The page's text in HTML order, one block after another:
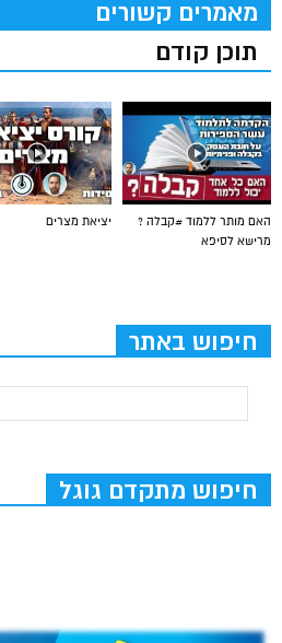
מאמרים קשורים
תוכן קודם
יציאת מצרים
האם מותר ללמוד #קבלה ?
מרישא לסיפא
חיפוש באתר
חיפוש מתקדם גוגל